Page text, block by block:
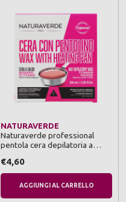
NATURAVERDE
Naturaverde professional
pentola cera depilatoria a
€4,60
AGGIUNGI AL CARRELLO